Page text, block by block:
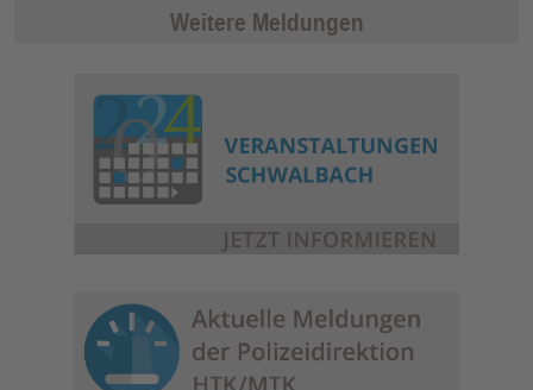
Weitere Meldungen